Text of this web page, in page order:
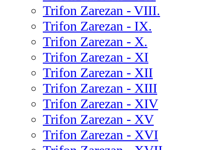
Trifon Zarezan - VIII.
Trifon Zarezan - IX.
Trifon Zarezan - X.
Trifon Zarezan - XI
Trifon Zarezan - XII
Trifon Zarezan - XIII
Trifon Zarezan - XIV
Trifon Zarezan - XV
Trifon Zarezan - XVI